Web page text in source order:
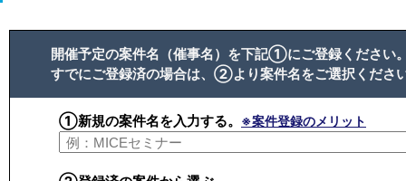
開催予定の案件名（催事名）を下記①にご登録ください
すでにご登録済の場合は、②より案件名をご選択くださ
①新規の案件名を入力する。 ※案件登録のメリット